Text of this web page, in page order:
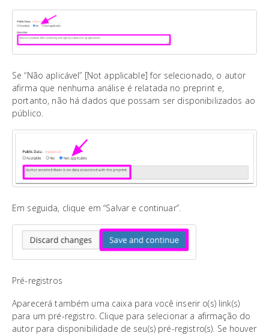
Se “Não aplicável” [Not applicable] for selecionado, o autor
afirma que nenhuma análise é relatada no preprint e,
portanto, não há dados que possam ser disponibilizados ao
público.
Em seguida, clique em “Salvar e continuar”.
Pré-registros
Aparecerá também uma caixa para você inserir o(s) link(s)
para um pré-registro. Clique para selecionar a afirmação do
autor para disponibilidade de seu(s) pré-registro(s). Se houver